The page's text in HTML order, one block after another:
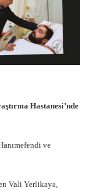
Hastanesi’nde
ve
Vali Yerlikaya,